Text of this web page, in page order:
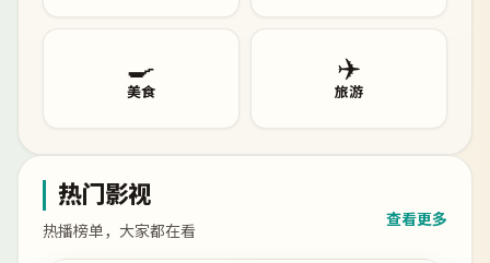
🍳
美食
✈️
旅游
热门影视
热播榜单，大家都在看
查看更多